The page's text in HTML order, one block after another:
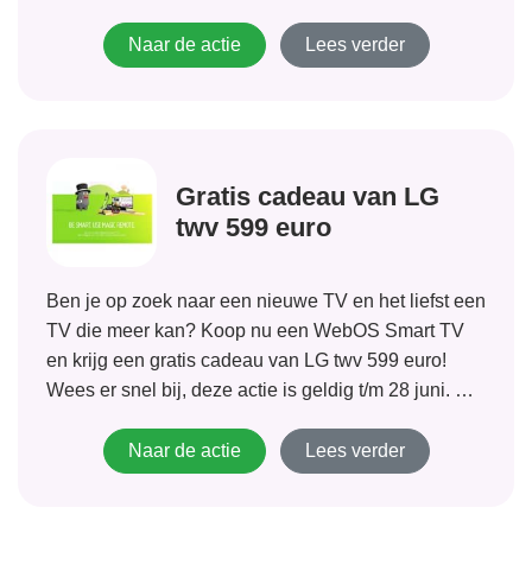
online enquêtes.Naar de actie Lees verder
Gratis cadeau van LG
twv 599 euro
Ben je op zoek naar een nieuwe TV en het liefst een
TV die meer kan? Koop nu een WebOS Smart TV
en krijg een gratis cadeau van LG twv 599 euro!
Wees er snel bij, deze actie is geldig t/m 28 juni. Als
Naar de actie
Lees verder